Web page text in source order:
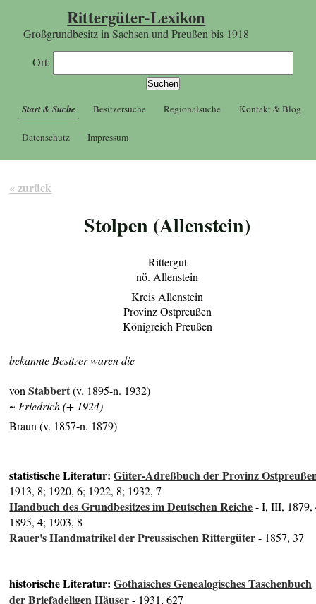
Rittergüter-Lexikon
Großgrundbesitz in Sachsen und Preußen bis 1918
Ort:
Start & Suche Besitzersuche Regionalsuche Kontakt & Blog
Datenschutz Impressum
« zurück
Stolpen (Allenstein)
Rittergut
nö. Allenstein
Kreis Allenstein
Provinz Ostpreußen
Königreich Preußen
bekannte Besitzer waren die
vonStabbert(v. 1895-n. 1932)
~ Friedrich (+ 1924)
Braun (v. 1857-n. 1879)
statistische Literatur:Güter-Adreßbuch der Provinz
1913, 8; 1920, 6; 1922, 8; 1932, 7
Handbuch des Grundbesitzes im Deutschen Reiche- I, III, 1879,
1895, 4; 1903, 8
Rauer's Handmatrikel der Preussischen Rittergüter- 1857, 37
historische Literatur:Gothaisches Genealogisches Taschenbuch
der Briefadeligen Häuser- 1931, 627